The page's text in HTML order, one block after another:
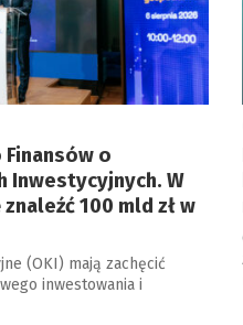
o
Inwestycyjnych. W
100 mld zł w
(OKI) mają zachęcić
inwestowania i